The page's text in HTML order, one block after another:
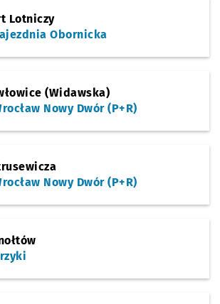
Lotniczy
Obornicka
(Widawska)
Nowy Dwór (P+R)
Nowy Dwór (P+R)